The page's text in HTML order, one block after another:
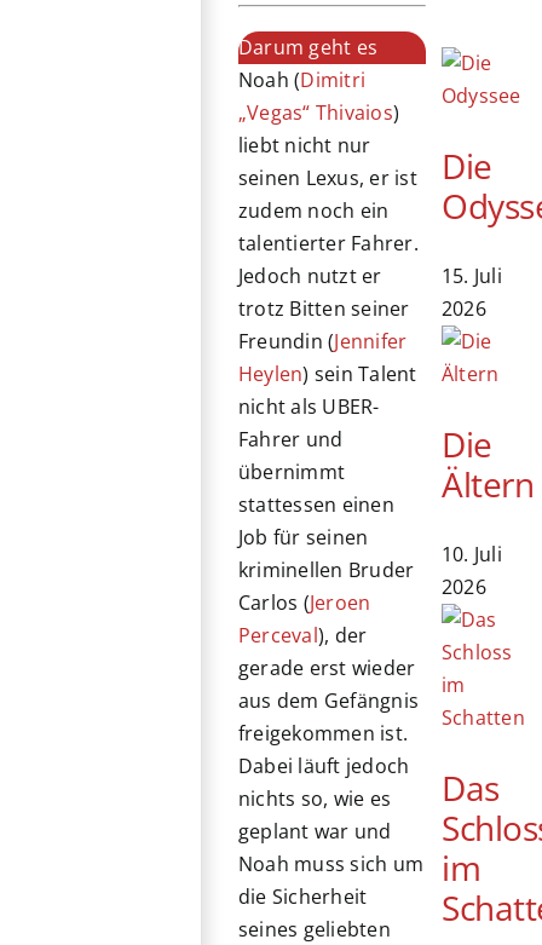
Darum geht es
Noah (Dimitri
„Vegas“ Thivaios)
liebt nicht nur
seinen Lexus, er ist
zudem noch ein
talentierter Fahrer.
Jedoch nutzt er
trotz Bitten seiner
Freundin (Jennifer
Heylen) sein Talent
nicht als UBER-
Fahrer und
übernimmt
stattessen einen
Job für seinen
kriminellen Bruder
Carlos (Jeroen
Perceval), der
gerade erst wieder
aus dem Gefängnis
freigekommen ist.
Dabei läuft jedoch
nichts so, wie es
geplant war und
Noah muss sich um
die Sicherheit
seines geliebten
Die
15. Juli
2026
Die
Ältern
10. Juli
2026
Das
im